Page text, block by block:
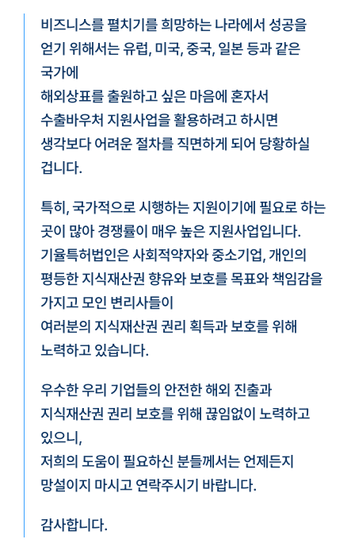
비즈니스를 펼치기를 희망하는 나라에서 성공을
얻기 위해서는 유럽, 미국, 중국, 일본 등과 같은
국가에
해외상표를 출원하고 싶은 마음에 혼자서
수출바우처 지원사업을 활용하려고 하시면
생각보다 어려운 절차를 직면하게 되어 당황하실
겁니다.
특히, 국가적으로 시행하는 지원이기에 필요로 하는
곳이 많아 경쟁률이 매우 높은 지원사업입니다.
기율특허법인은 사회적약자와 중소기업, 개인의
평등한 지식재산권 향유와 보호를 목표와 책임감을
가지고 모인 변리사들이
여러분의 지식재산권 권리 획득과 보호를 위해
노력하고 있습니다.
우수한 우리 기업들의 안전한 해외 진출과
지식재산권 권리 보호를 위해 끊임없이 노력하고
있으니,
저희의 도움이 필요하신 분들께서는 언제든지
망설이지 마시고 연락주시기 바랍니다.
감사합니다.